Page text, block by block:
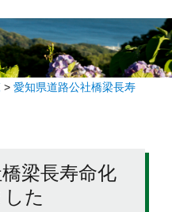
>愛知県道路公社橋梁長寿
梁長寿命化
た